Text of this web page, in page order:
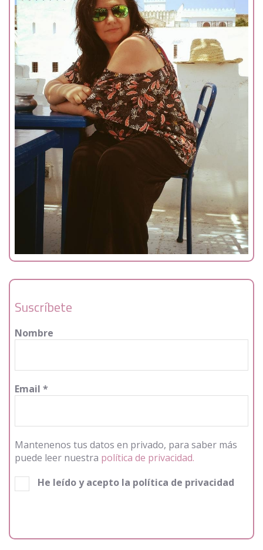
Suscríbete
Nombre
Email *
Mantenenos tus datos en privado, para saber más
puede leer nuestra política de privacidad.
He leído y acepto la política de privacidad